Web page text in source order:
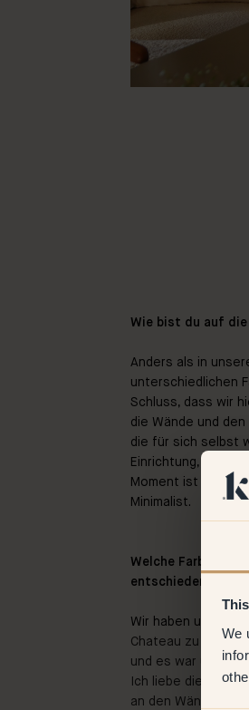
We
Wie bist du auf die
Anders als in
unterschiedlichen
Schluss, dass wir
die Wände und
die für sich selbst
Einrichtung, die ich
Moment ist es
Minimalist.
Welche Farben
entschieden?
Wir haben uns
Chateau zu
und es war uns
Ich liebe die
an den Wänden